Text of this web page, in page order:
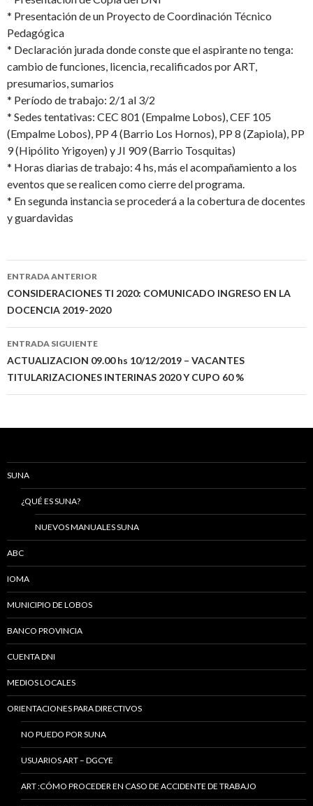
* Presentación de un Proyecto de Coordinación Técnico
Pedagógica
* Declaración jurada donde conste que el aspirante no tenga:
cambio de funciones, licencia, recalificados por ART,
presumarios, sumarios
* Período de trabajo: 2/1 al 3/2
* Sedes tentativas: CEC 801 (Empalme Lobos), CEF 105
(Empalme Lobos), PP 4 (Barrio Los Hornos), PP 8 (Zapiola), PP
9 (Hipólito Yrigoyen) y JI 909 (Barrio Tosquitas)
* Horas diarias de trabajo: 4 hs, más el acompañamiento a los
eventos que se realicen como cierre del programa.
* En segunda instancia se procederá a la cobertura de docentes
y guardavidas
Navegación
de
entradas
ENTRADA ANTERIOR
CONSIDERACIONES TI 2020: COMUNICADO INGRESO EN LA
DOCENCIA 2019-2020
ENTRADA SIGUIENTE
ACTUALIZACION 09.00 hs 10/12/2019 – VACANTES
TITULARIZACIONES INTERINAS 2020 Y CUPO 60 %
SUNA
¿QUÉ ES SUNA?
NUEVOS MANUALES SUNA
ABC
IOMA
MUNICIPIO DE LOBOS
BANCO PROVINCIA
CUENTA DNI
MEDIOS LOCALES
ORIENTACIONES PARA DIRECTIVOS
NO PUEDO POR SUNA
USUARIOS ART – DGCYE
ART :CÓMO PROCEDER EN CASO DE ACCIDENTE DE TRABAJO